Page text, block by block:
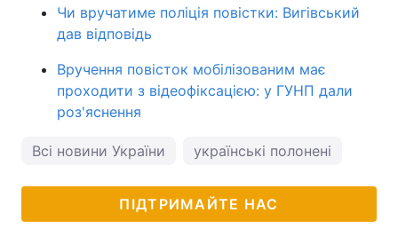
Чи вручатиме поліція повістки: Вигівський
дав відповідь
Вручення повісток мобілізованим має
проходити з відеофіксацією: у ГУНП дали
роз'яснення
Всі новини України українські полонені
ПІДТРИМАЙТЕ НАС